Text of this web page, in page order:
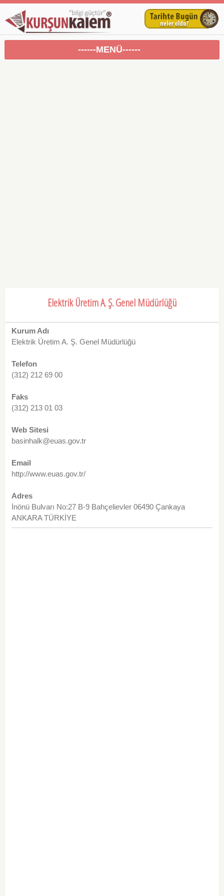
------MENÜ------
Elektrik Üretim A. Ş. Genel Müdürlüğü
Kurum Adı
Elektrik Üretim A. Ş. Genel Müdürlüğü
Telefon
(312) 212 69 00
Faks
(312) 213 01 03
Web Sitesi
basinhalk@euas.gov.tr
Email
http://www.euas.gov.tr/
Adres
İnönü Bulvarı No:27 B-9 Bahçelievler 06490 Çankaya
ANKARA TÜRKİYE